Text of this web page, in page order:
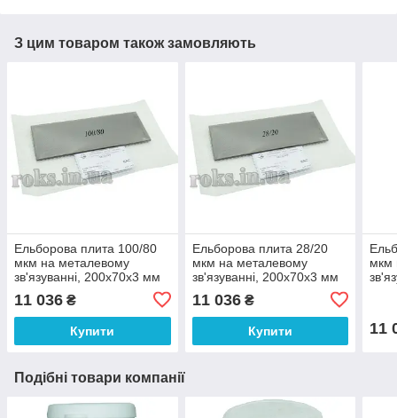
З цим товаром також замовляють
Ельборова плита 100/80
мкм на металевому
зв'язуванні, 200х70х3 мм
11 036 ₴
Купити
Ельборова плита 28/20
мкм на металевому
зв'язуванні, 200х70х3 мм
11 036₴
Купити
мкм
11
Подібні товари компанії